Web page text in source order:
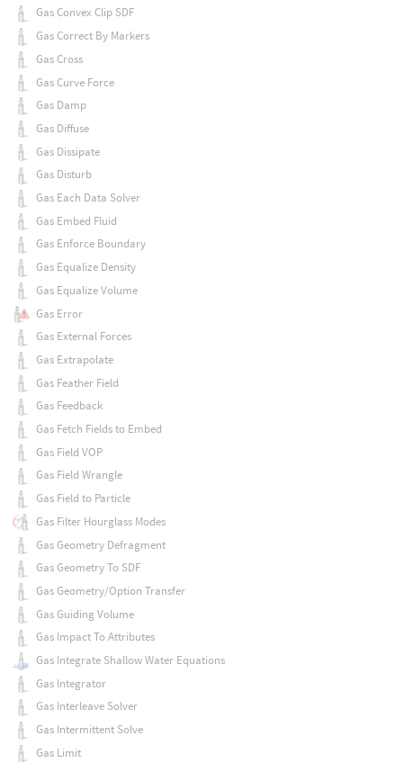
Gas Convex Clip SDF
Gas Correct By Markers
Gas Cross
Gas Curve Force
Gas Damp
Gas Diffuse
Gas Dissipate
Gas Disturb
Gas Each Data Solver
Gas Embed Fluid
Gas Enforce Boundary
Gas Equalize Density
Gas Equalize Volume
Gas Error
Gas External Forces
Gas Extrapolate
Gas Feather Field
Gas Feedback
Gas Fetch Fields to Embed
Gas Field VOP
Gas Field Wrangle
Gas Field to Particle
Gas Filter Hourglass Modes
Gas Geometry Defragment
Gas Geometry To SDF
Gas Geometry/Option Transfer
Gas Guiding Volume
Gas Impact To Attributes
Gas Integrate Shallow Water Equations
Gas Integrator
Gas Interleave Solver
Gas Intermittent Solve
Gas Limit